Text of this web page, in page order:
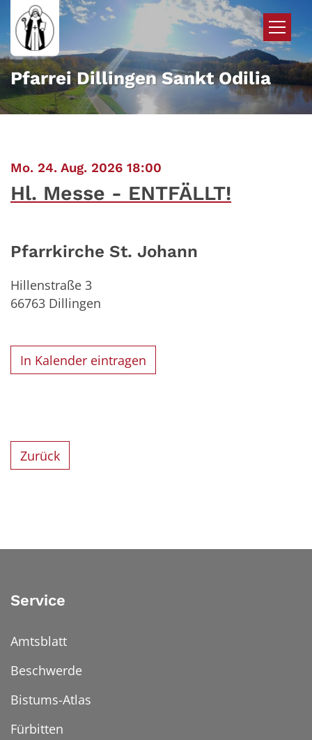
Zum Inhalt springen
Pfarrei Dillingen Sankt Odilia
Mo. 24. Aug. 2026 18:00
Hl. Messe - ENTFÄLLT!
Pfarrkirche St. Johann
Hillenstraße 3
66763 Dillingen
In Kalender eintragen
Zurück
Service
Amtsblatt
Beschwerde
Bistums-Atlas
Fürbitten